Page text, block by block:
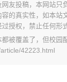
友投稿，本网站
的真实性，如本
授权，禁止任何形
被覆盖了，但校园
42223.html